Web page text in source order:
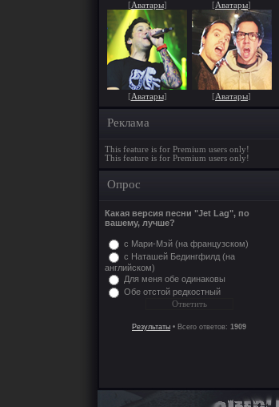
[Аватары] [Аватары]
[Аватары] [Аватары]
Реклама
This feature is for Premium users only!
This feature is for Premium users only!
Опрос
Какая версия песни "Jet Lag", по
вашему, лучше?
с Мари-Мэй (на французском)
с Наташей Бедингфилд (на
английском)
Для меня обе одинаковы
Обе отстой редкостный
Результаты • Всего ответов: 1909